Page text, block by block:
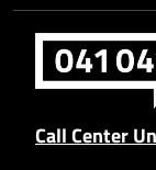
Call Center